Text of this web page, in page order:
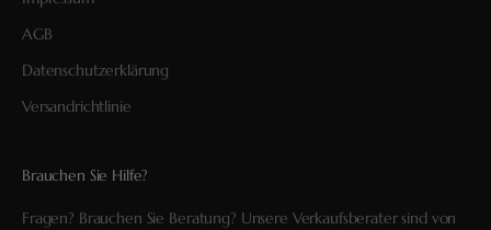
AGB
Datenschutzerklärung
Versandrichtlinie
Brauchen Sie Hilfe?
Fragen? Brauchen Sie Beratung? Unsere Verkaufsberater sind von